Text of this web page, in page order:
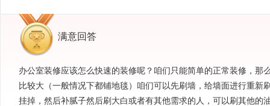
满意回答
办公室装修应该怎么快速的装修呢？咱们只能简单的正常装修，那
比较大（一般情况下都铺地毯）咱们可以先刷墙，给墙面进行重新
挂掉，然后补腻子然后刷大白或者有其他需求的人，可以刷其他